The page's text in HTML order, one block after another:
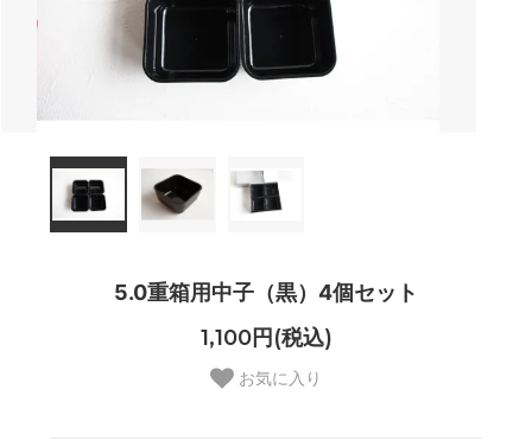
5.0重箱用中子（黒）4個セット
1,100円(税込)
お気に入り